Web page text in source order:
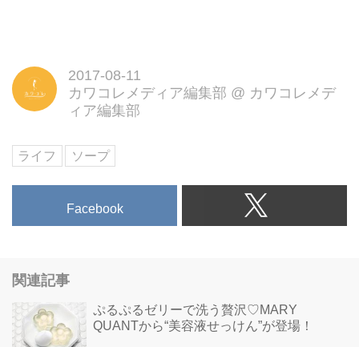
2017-08-11
カワコレメディア編集部 @ カワコレメデ
ィア編集部
ライフ ソープ
Facebook
関連記事
ぷるぷるゼリーで洗う贅沢♡MARY
QUANTから“美容液せっけん”が登場！